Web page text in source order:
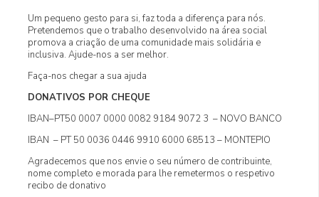
Um pequeno gesto para si, faz toda a diferença para nós.
Pretendemos que o trabalho desenvolvido na área social
promova a criação de uma comunidade mais solidária e
inclusiva. Ajude-nos a ser melhor.
Faça-nos chegar a sua ajuda
DONATIVOS POR CHEQUE
IBAN–PT50 0007 0000 0082 9184 9072 3 – NOVO BANCO
IBAN – PT 50 0036 0446 9910 6000 68513 – MONTEPIO
Agradecemos que nos envie o seu número de contribuinte,
nome completo e morada para lhe remetermos o respetivo
recibo de donativo